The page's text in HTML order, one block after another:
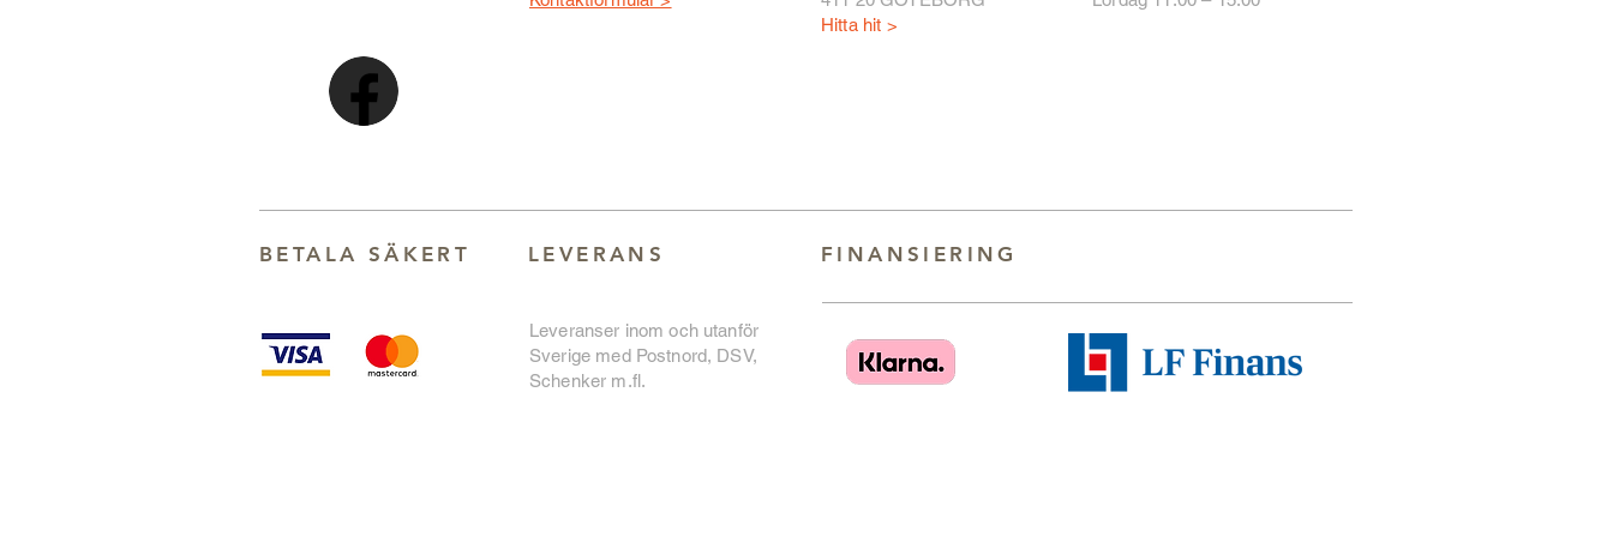
Hitta hit >
BETALA SÄKER T LEVERANS FINANSIERING
Leveranser inom och utanför
Sverige med Postnord, DSV,
Schenker m.fl.